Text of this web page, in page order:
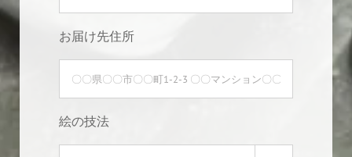
お届け先住所
絵の技法